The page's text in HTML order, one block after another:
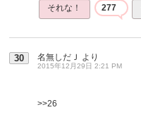
それな！ 277
30 名無しだＪ より
2015年12月29日 2:21 PM
>>26